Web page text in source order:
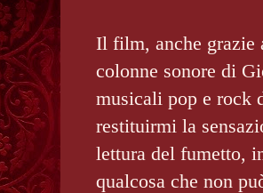
Il film, anche grazie
colonne sonore di
musicali pop e rock
restituirmi la
lettura del fumetto,
qualcosa che non